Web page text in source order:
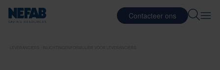
Contacteer ons
LEVERANCIERS INLICHTINGENFORMULIER VOOR LEVERANCIERS